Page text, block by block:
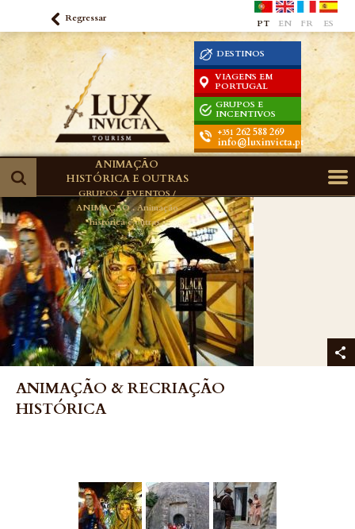
Regressar PT EN FR ES
DESTINOS
VIAGENS EM
PORTUGAL
GRUPOS E
INCENTIVOS
+351 262 588 269
info@luxinvicta.pt
ANIMAÇÃO
HISTÓRICA E OUTRAS
GRUPOS / EVENTOS /
ANIMAÇÃO .Animação
histórica e outras .
ANIMAÇÃO & RECRIAÇÃO
HISTÓRICA